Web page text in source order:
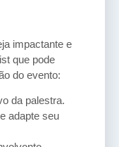
impactante e
que pode
do evento:
da palestra.
adapte seu